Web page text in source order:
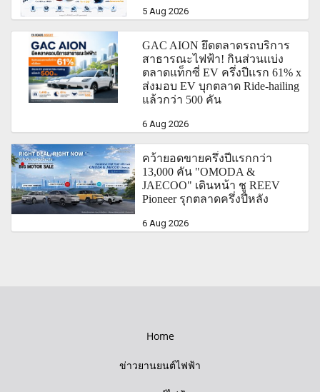
5 Aug 2026
GAC AION ยึดตลาดรถบริการ
สาธารณะไฟฟ้า! กินส่วนแบ่ง
ตลาดแท็กซี่ EV ครึ่งปีแรก 61% x
ส่งมอบ EV บุกตลาด Ride-hailing
แล้วกว่า 500 คัน
6 Aug 2026
คว้ายอดขายครึ่งปีแรกกว่า
13,000 คัน "OMODA &
JAECOO" เดินหน้า ชู REEV
Pioneer รุกตลาดครึ่งปีหลัง
6 Aug 2026
Home
ข่าวยานยนต์ไฟฟ้า